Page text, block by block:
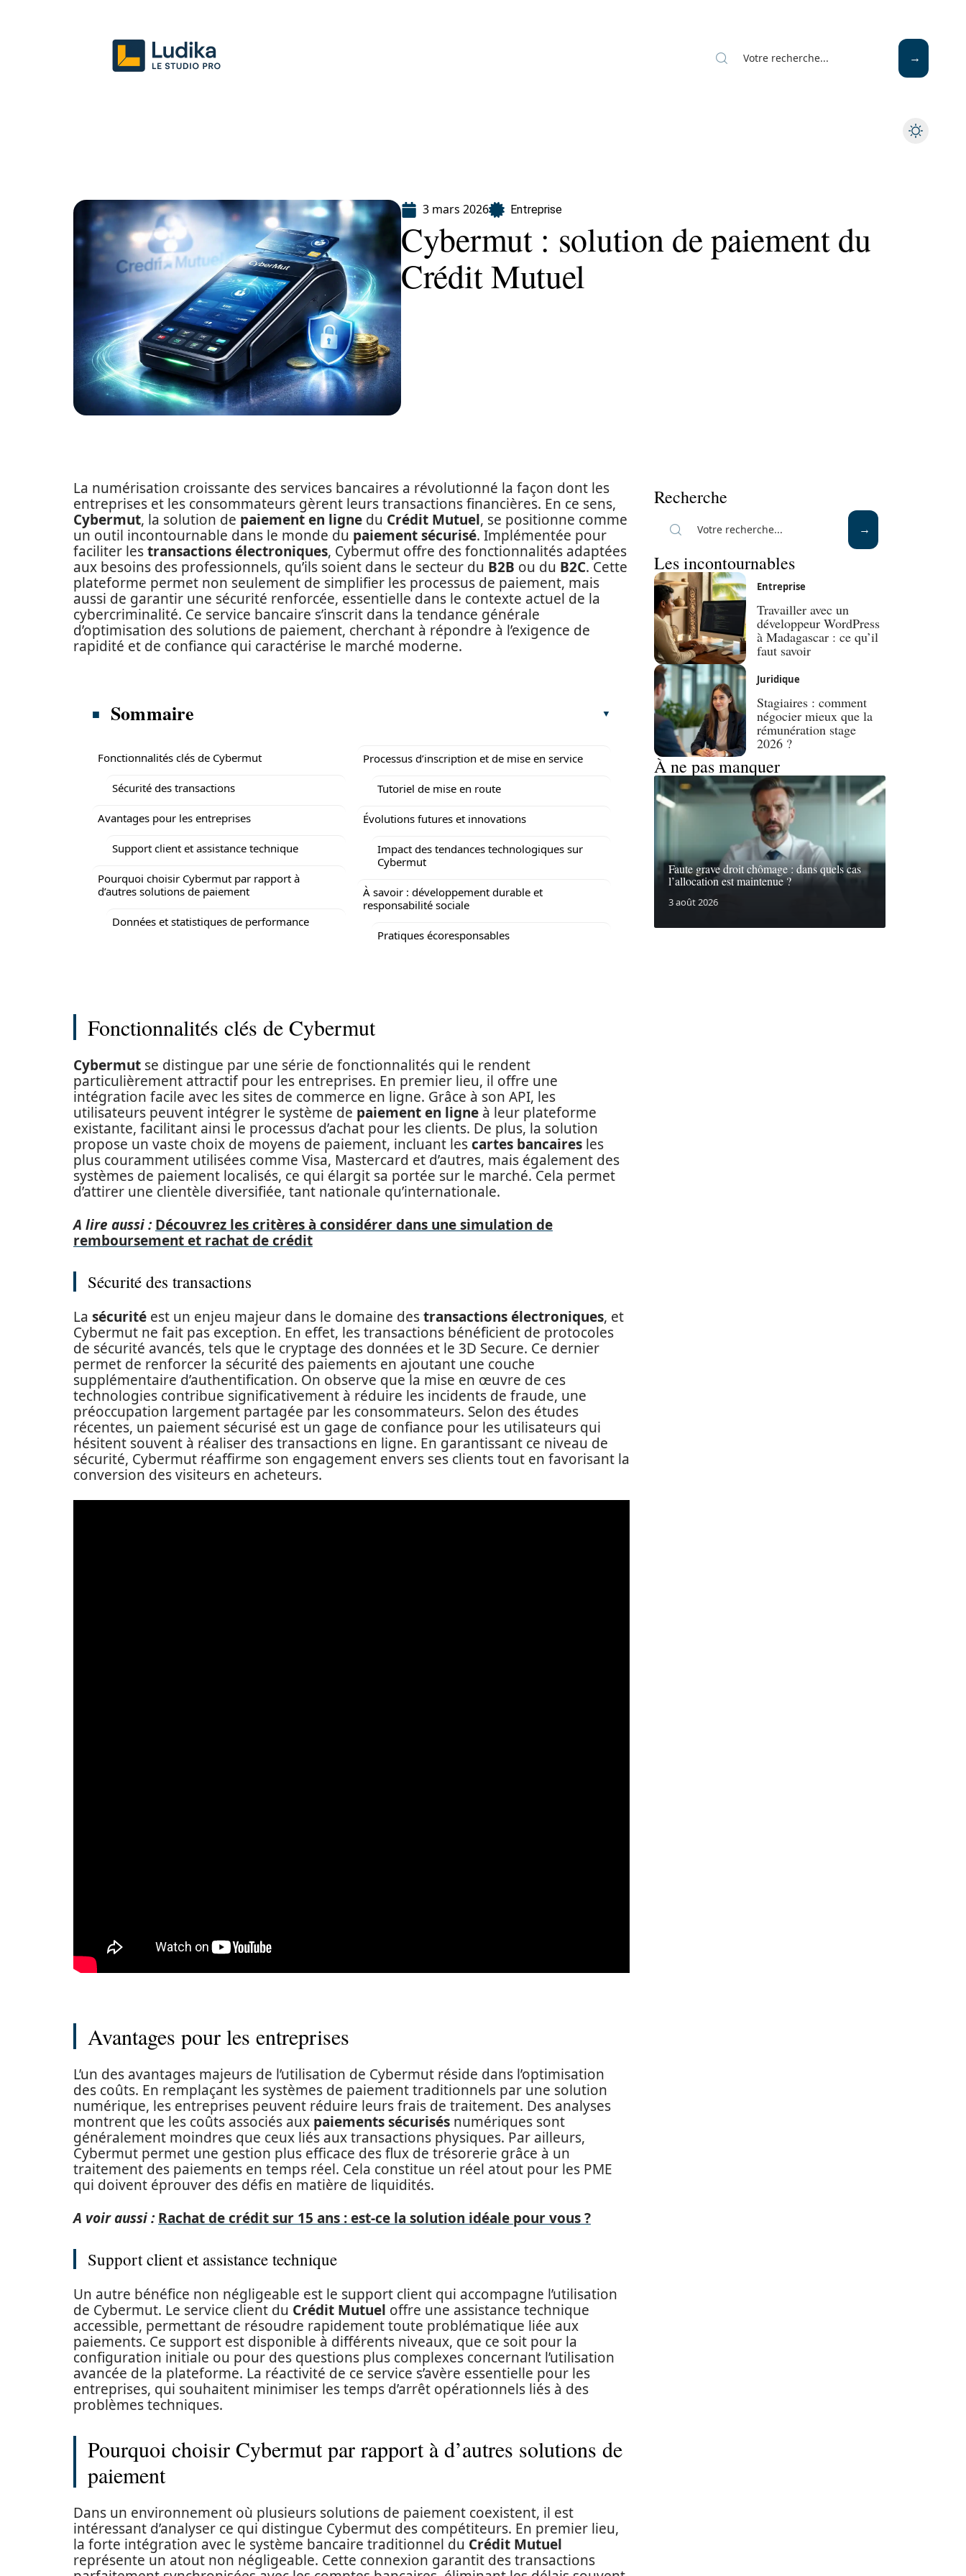
3 mars 2026 Entreprise
Cybermut : solution de paiement du
Crédit Mutuel
La numérisation croissante des services bancaires a révolutionné la façon dont les
entreprises et les consommateurs gèrent leurs transactions financières. En ce sens,
Cybermut, la solution de paiement en ligne du Crédit Mutuel, se positionne comme
un outil incontournable dans le monde du paiement sécurisé. Implémentée pour
faciliter lestransactions électroniques, Cybermut offre des fonctionnalités adaptées
aux besoins des professionnels, qu’ils soient dans le secteur du B2B ou du B2C. Cette
plateforme permet non seulement de simplifier les processus de paiement, mais
aussi de garantir une sécurité renforcée, essentielle dans le contexte actuel de la
cybercriminalité. Ce service bancaire s’inscrit dans la tendance générale
d’optimisation des solutions de paiement, cherchant à répondre à l’exigence de
rapidité et de confiance qui caractérise le marché moderne.
Sommaire
Fonctionnalités clés de Cybermut
Sécurité des transactions
Avantages pour les entreprises
Support client et assistance technique
Pourquoi choisir Cybermut par rapport à
d’autres solutions de paiement
Données et statistiques de performance
Processus d’inscription et de mise en service
Tutoriel de mise en route
Évolutions futures et innovations
Impact des tendances technologiques sur
Cybermut
À savoir : développement durable et
responsabilité sociale
Pratiques écoresponsables
Fonctionnalités clés de Cybermut
Cybermut se distingue par une série de fonctionnalités qui le rendent
particulièrement attractif pour les entreprises. En premier lieu, il offre une
intégration facile avec les sites de commerce en ligne. Grâce à son API, les
utilisateurs peuvent intégrer le système de paiement en ligne à leur plateforme
existante, facilitant ainsi le processus d’achat pour les clients. De plus, la solution
propose un vaste choix de moyens de paiement, incluant lescartes bancaires les
plus couramment utilisées comme Visa, Mastercard et d’autres, mais également des
systèmes de paiement localisés, ce qui élargit sa portée sur le marché. Cela permet
d’attirer une clientèle diversifiée, tant nationale qu’internationale.
A lire aussi : Découvrez les critères à considérer dans une simulation de
remboursement et rachat de crédit
Sécurité des transactions
La sécurité est un enjeu majeur dans le domaine destransactions électroniques, et
Cybermut ne fait pas exception. En effet, les transactions bénéficient de protocoles
de sécurité avancés, tels que le cryptage des données et le 3D Secure. Ce dernier
permet de renforcer la sécurité des paiements en ajoutant une couche
supplémentaire d’authentification. On observe que la mise en œuvre de ces
technologies contribue significativement à réduire les incidents de fraude, une
préoccupation largement partagée par les consommateurs. Selon des études
récentes, un paiement sécurisé est un gage de confiance pour les utilisateurs qui
hésitent souvent à réaliser des transactions en ligne. En garantissant ce niveau de
sécurité, Cybermut réaffirme son engagement envers ses clients tout en favorisant la
conversion des visiteurs en acheteurs.
Avantages pour les entreprises
L’un des avantages majeurs de l’utilisation de Cybermut réside dans l’optimisation
des coûts. En remplaçant les systèmes de paiement traditionnels par une solution
numérique, les entreprises peuvent réduire leurs frais de traitement. Des analyses
montrent que les coûts associés aux paiements sécurisés numériques sont
généralement moindres que ceux liés aux transactions physiques. Par ailleurs,
Cybermut permet une gestion plus efficace des flux de trésorerie grâce à un
traitement des paiements en temps réel. Cela constitue un réel atout pour les PME
qui doivent éprouver des défis en matière de liquidités.
A voir aussi : Rachat de crédit sur 15 ans : est-ce la solution idéale pour vous ?
Support client et assistance technique
Un autre bénéfice non négligeable est le support client qui accompagne l’utilisation
de Cybermut. Le service client du Crédit Mutuel offre une assistance technique
accessible, permettant de résoudre rapidement toute problématique liée aux
paiements. Ce support est disponible à différents niveaux, que ce soit pour la
configuration initiale ou pour des questions plus complexes concernant l’utilisation
avancée de la plateforme. La réactivité de ce service s’avère essentielle pour les
entreprises, qui souhaitent minimiser les temps d’arrêt opérationnels liés à des
problèmes techniques.
Pourquoi choisir Cybermut par rapport à d’autres solutions de
paiement
Dans un environnement où plusieurs solutions de paiement coexistent, il est
intéressant d’analyser ce qui distingue Cybermut des compétiteurs. En premier lieu,
la forte intégration avec le système bancaire traditionnel du Crédit Mutuel
représente un atout non négligeable. Cette connexion garantit des transactions
Recherche
Les incontournables
Entreprise
Travailler avec un
développeur WordPress
à Madagascar : ce qu’il
faut savoir
Juridique
Stagiaires : comment
négocier mieux que la
rémunération stage
2026 ?
À ne pas manquer
Faute grave droit chômage : dans quels cas
l’allocation est maintenue ?
3 août 2026